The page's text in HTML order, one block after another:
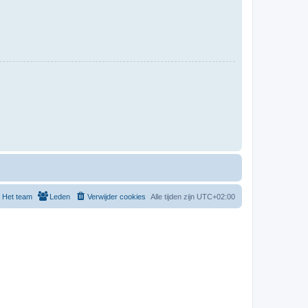
Alle tijden zijn UTC+02:00
Verwijder cookies
Leden
Het team